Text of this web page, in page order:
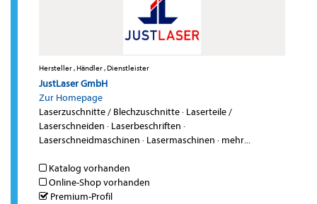
Hersteller , Händler , Dienstleister
JustLaser GmbH
Zur Homepage
Laserzuschnitte / Blechzuschnitte· Laserteile /
Laserschneiden · Laserbeschriften ·
Laserschneidmaschinen · Lasermaschinen · mehr...
Katalog vorhanden
Online-Shop vorhanden
Premium-Profil